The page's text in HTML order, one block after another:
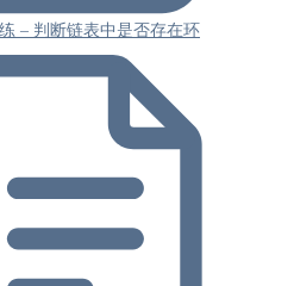
– 判断链表中是否存在环